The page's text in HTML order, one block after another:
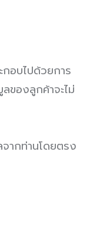
อบไปด้วยการ
ของลูกค้าจะไม่
ากท่านโดยตรง